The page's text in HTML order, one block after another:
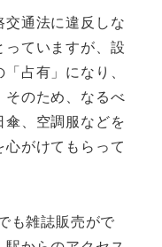
交通法に違反しな
ていますが、設
占有」になり、
のため、なるべ
傘、空調服などを
がけてもらって
も雑誌販売がで